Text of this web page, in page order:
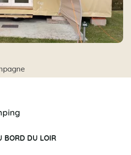
BORD DU LOIR